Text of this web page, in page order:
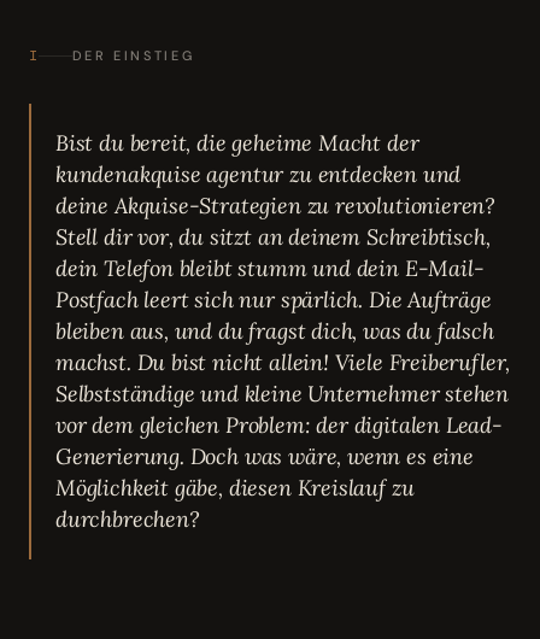
I DER EINSTIEG
Bist du bereit, die geheime Macht der
kundenakquise agentur zu entdecken und
deine Akquise-Strategien zu revolutionieren?
Stell dir vor, du sitzt an deinem Schreibtisch,
dein Telefon bleibt stumm und dein E-Mail-
Postfach leert sich nur spärlich. Die Aufträge
bleiben aus, und du fragst dich, was du falsch
machst. Du bist nicht allein! Viele Freiberufler,
Selbstständige und kleine Unternehmer stehen
vor dem gleichen Problem: der digitalen Lead-
Generierung. Doch was wäre, wenn es eine
Möglichkeit gäbe, diesen Kreislauf zu
durchbrechen?